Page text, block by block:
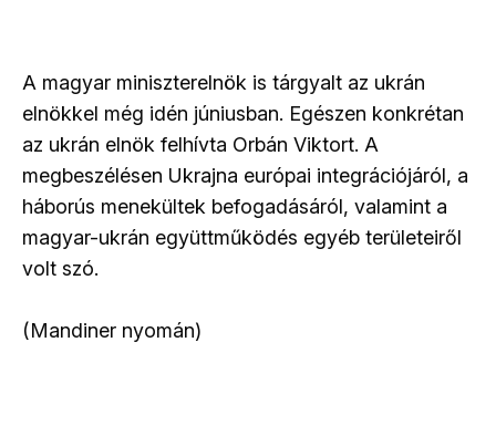
A magyar miniszterelnök is tárgyalt az ukrán
elnökkel még idén júniusban. Egészen konkrétan
az ukrán elnök felhívta Orbán Viktort. A
megbeszélésen Ukrajna európai integrációjáról, a
háborús menekültek befogadásáról, valamint a
magyar-ukrán együttműködés egyéb területeiről
volt szó.
(Mandiner nyomán)